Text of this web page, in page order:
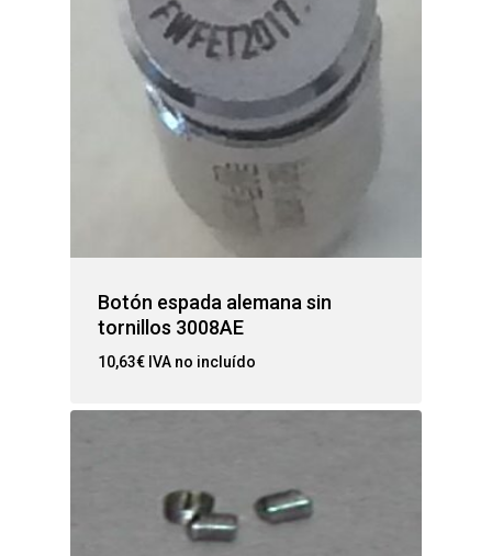
Botón espada alemana sin
tornillos 3008AE
10,63€ IVA no incluído